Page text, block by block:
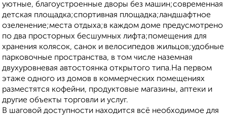
уютные, благоустроенные дворы без машин;современная
детская площадка;спортивная площадка;ландшафтное
озеленение;места отдыха;в каждом доме предусмотрено
по два просторных бесшумных лифта;помещения для
хранения колясок, санок и велосипедов жильцов;удобные
парковочные пространства, в том числе наземная
двухуровневая автостоянка открытого типа.На первом
этаже одного из домов в коммерческих помещениях
разместятся кофейни, продуктовые магазины, аптеки и
другие объекты торговли и услуг.
В шаговой доступности находится всё необходимое для